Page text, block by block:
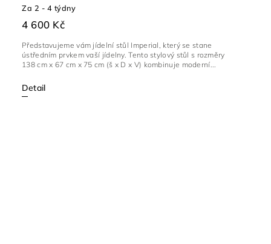
Za 2 - 4 týdny
4 600 Kč
Detail
Představujeme vám jídelní stůl Imperial, který se stane
ústředním prvkem vaší jídelny. Tento stylový stůl s rozměry
138 cm x 67 cm x 75 cm (š x D x V) kombinuje moderní...